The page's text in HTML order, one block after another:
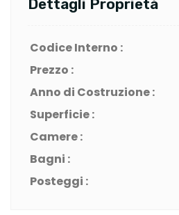
Dettagli Proprietà
Codice Interno :
Prezzo :
Anno di Costruzione :
Superficie :
Camere :
Bagni :
Posteggi :